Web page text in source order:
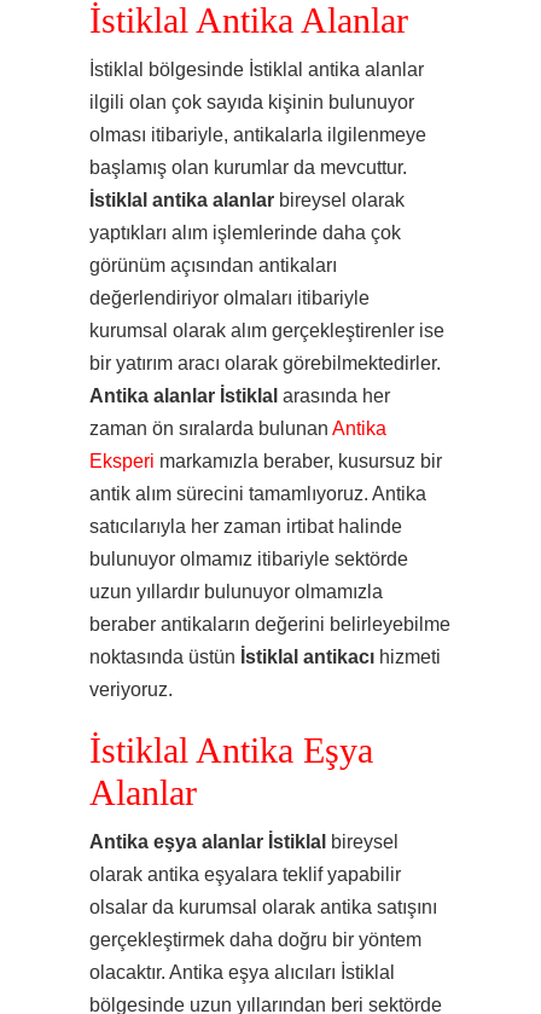
İstiklal Antika Alanlar
İstiklal bölgesinde İstiklal antika alanlar
ilgili olan çok sayıda kişinin bulunuyor
olması itibariyle, antikalarla ilgilenmeye
başlamış olan kurumlar da mevcuttur.
İstiklal antika alanlar bireysel olarak
yaptıkları alım işlemlerinde daha çok
görünüm açısından antikaları
değerlendiriyor olmaları itibariyle
kurumsal olarak alım gerçekleştirenler ise
bir yatırım aracı olarak görebilmektedirler.
Antika alanlar İstiklal arasında her
zaman ön sıralarda bulunan Antika
Eksperi markamızla beraber, kusursuz bir
antik alım sürecini tamamlıyoruz. Antika
satıcılarıyla her zaman irtibat halinde
bulunuyor olmamız itibariyle sektörde
uzun yıllardır bulunuyor olmamızla
beraber antikaların değerini belirleyebilme
noktasında üstün İstiklal antikacı hizmeti
veriyoruz.
İstiklal Antika Eşya
Alanlar
Antika eşya alanlar İstiklal bireysel
olarak antika eşyalara teklif yapabilir
olsalar da kurumsal olarak antika satışını
gerçekleştirmek daha doğru bir yöntem
olacaktır. Antika eşya alıcıları İstiklal
bölgesinde uzun yıllarından beri sektörde